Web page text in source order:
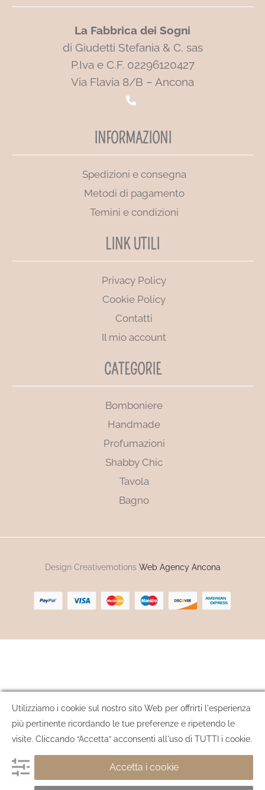
La Fabbrica dei Sogni
di Giudetti Stefania & C. sas
P.Iva e C.F. 02296120427
Via Flavia 8/B – Ancona
INFORMAZIONI
Spedizioni e consegna
Metodi di pagamento
Temini e condizioni
LINK UTILI
Privacy Policy
Cookie Policy
Contatti
Il mio account
CATEGORIE
Bomboniere
Handmade
Profumazioni
Shabby Chic
Tavola
Bagno
Design Creativemotions Web Agency Ancona
Utilizziamo i cookie sul nostro sito Web per offrirti l'esperienza
più pertinente ricordando le tue preferenze e ripetendo le
visite. Cliccando “Accetta” acconsenti all'uso di TUTTI i cookie.
Accetta i cookie